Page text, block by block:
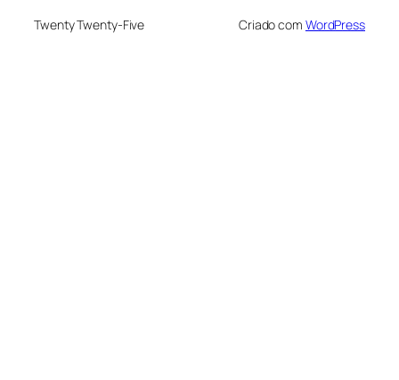
Twenty Twenty-Five Criado com WordPress